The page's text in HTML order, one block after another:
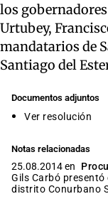
los
Urtubey,
mandatarios de
Santiago del
Documentos adjuntos
Ver resolución
Notas relacionadas
25.08.2014 en
Gils Carbó
distrito Conurbano